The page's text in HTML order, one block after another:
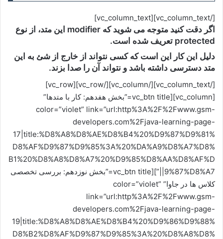
[/vc_column_text][vc_column_text]
اگر دقت کنید متوجه می شوید که modifier این متد، از نوع
protected تعریف شده است.
دلیل این کار این است که کسی نتواند از خارج از شئ به این
متد دسترسی داشته باشد و نتواند آن را صدا بزند.
[/vc_column_text][/vc_column][/vc_row][vc_row]
[vc_column][vc_btn title=”بخش هفدهم: کار با متدها”
color=”violet” link=”url:http%3A%2F%2Fwww.gsm-
developers.com%2Fjava-learning-page-
17|title:%D8%A8%D8%AE%D8%B4%20%D9%87%D9%81%
D8%AF%D9%87%D9%85%3A%20%DA%A9%D8%A7%D8%
B1%20%D8%A8%D8%A7%20%D9%85%D8%AA%D8%AF%D
9%87%D8%A7||”][vc_btn title=”بخش نوزدهم: بررسی تخصصی
کلاس ها در جاوا” color=”violet”
link=”url:http%3A%2F%2Fwww.gsm-
developers.com%2Fjava-learning-page-
19|title:%D8%A8%D8%AE%D8%B4%20%D9%86%D9%88%
D8%B2%D8%AF%D9%87%D9%85%3A%20%D8%A8%D8%